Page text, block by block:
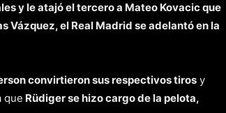
y le atajó el tercero a Mateo Kovacic que
Vázquez, el Real Madrid se adelantó en la
convirtieron sus respectivos tiros y
que Rüdiger se hizo cargo de la pelota,